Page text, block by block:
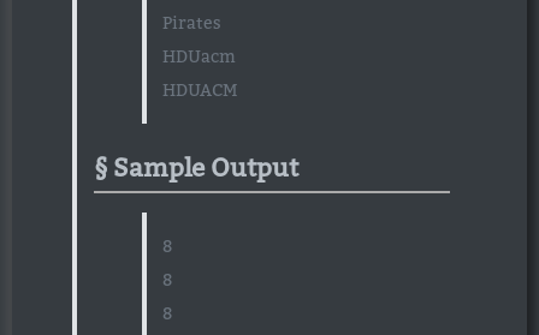
Pirates
HDUacm
HDUACM
Sample Output
8
8
8